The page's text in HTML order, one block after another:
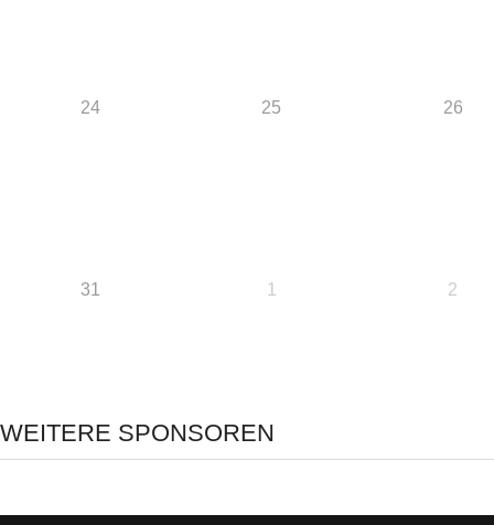
24 25 26
31 1 2
WEITERE SPONSOREN